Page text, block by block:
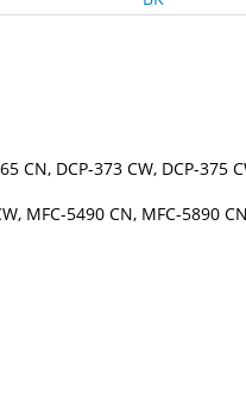
CN, DCP-373 CW, DCP-375
MFC-5490 CN, MFC-5890